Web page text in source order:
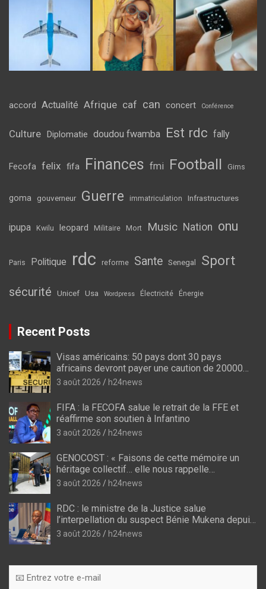
accord Actualité Afrique caf can concert Conférence
Culture Diplomatie doudou fwamba Est rdc fally
Fecofa felix fifa Finances fmi Football Gims
goma gouverneur Guerre immatriculation Infrastructures
ipupa Kwilu leopard Militaire Mort Music Nation onu
Paris Politique rdc reforme Sante Senegal Sport
sécurité Unicef Usa Wordpress Électricité Énergie
Recent Posts
Visas américains: 50 pays dont 30 pays
africains devront payer une caution de 20000
dollars
3 août 2026 h24news
FIFA : la FECOFA salue le retrait de la FFE et
réaffirme son soutien à Infantino
3 août 2026 h24news
GENOCOST : « Faisons de cette mémoire un
héritage collectif… elle nous rappelle
l’impérieuse nécessité de la vérité », lance
3 août 2026 h24news
RDC : le ministre de la Justice salue
l’interpellation du suspect Bénie Mukena depuis
Brazzaville dans l’affaire de l’assassinat de
3 août 2026 h24news